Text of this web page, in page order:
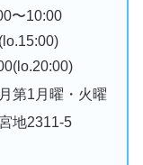
〜10:00
第1月曜・火曜
地2311-5